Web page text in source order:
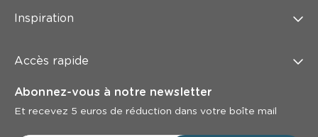
Inspiration
Accès rapide
Abonnez-vous à notre newsletter
Et recevez 5 euros de réduction dans votre boîte mail